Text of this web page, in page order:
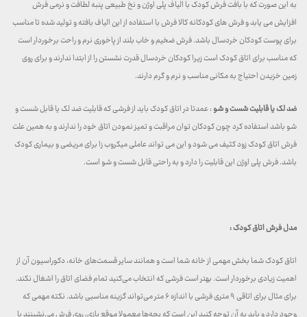
به این صورت که با بافت فرش کودک با الیاف پلی اوژن و نخ طبیعی پنبه لطافت و نرمی فرش
افزایش می یابد و فرش های کودکانه کالا فرش با استفاده از این الیاف بافته و تولید شده تا مناسب
برای پوست کودکان خردسال باشد. فرش ضخیم و خاب بلند از پاخوری نرم و راحت برخوردار است
که مناسب برای اتاق کودک است زیرا کودکان خردسال قدرت نشستن را از ابتدا ندارند و برای روی
زمین خزیدن احتیاج به مکانی مناسب و نرم و گرم دارند.
ضد لک یا قابلیت شست و شو: عمدتا در اتاق کودک باید از فرشی که قابلیت ضد لک یا قابل شست و
شو باشد استفاده کرد چون کودکان توان مراقبت و تمیز نمودن اتاق خود را ندارند و به همین علت
فرش اتاق کودک زود کثیف می شود و این می تواند عاملی میکروب زا برای مریضی و بیماری کودک
باشد. فرش پلی اوژن این قابلیت را دارد و به راحتی قابل شست و شو است.
مدل فرش اتاق کودک :
اتاق کودک شما بخش مهمی از خانه شما است و همانند سایر قسمت‌های خانه، دکوراسیون آن از
اهمیت زیادی برخوردار است. بهتر است فرشی که انتخاب می‌کنید تمام فضای اتاق را اشغال نکند.
برای مثال برای اتاقی ۹ متری فرشی با اندازه ۶ متر می‌تواند گزینه مناسبی باشد. نکته مهمی که